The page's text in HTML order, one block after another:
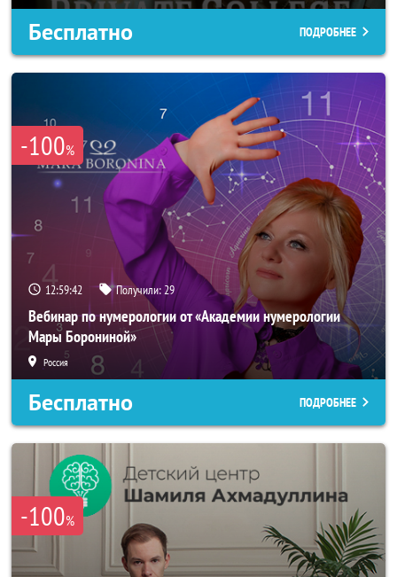
Бесплатно ПОДРОБНЕЕ
-100%
12:59:39 Получили:29
Вебинар по нумерологии от «Академии нумерологии
Мары Борониной»
Россия
Бесплатно ПОДРОБНЕЕ
-100%